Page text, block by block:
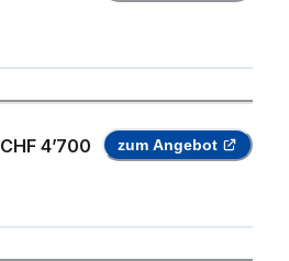
CHF 4’700 zum Angebot